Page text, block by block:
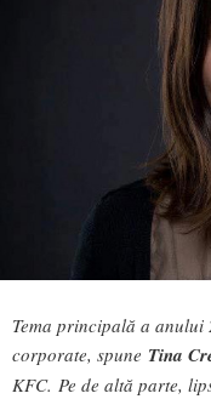
Tema principală a anului
corporate, spune Tina
KFC. Pe de altă parte,